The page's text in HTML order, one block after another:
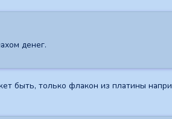
денег.
быть, только флакон из платины